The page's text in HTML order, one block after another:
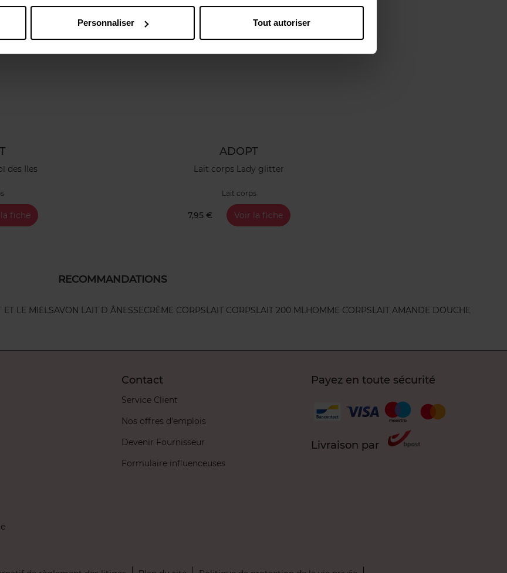
Personnaliser Tout autoriser
des Iles
fiche
ADOPT
Lait corps Lady glitter
Lait corps
7,95 € Voir la fiche
RECOMMANDATIONS
ET LE MIEL SAVON LAIT D ÂNESSECRÈME CORPSLAIT CORPSLAIT 200 ML HOMME CORPSLAIT AMANDE DOUCHE
Contact
Service Client
Nos offres d'emplois
Devenir Fournisseur
Formulaire influenceuses
Payez en toute sécurité
Livraison par